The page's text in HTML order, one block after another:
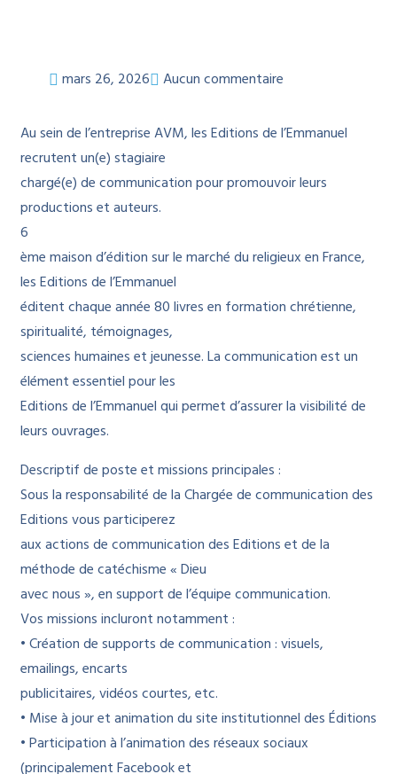
mars 26, 2026 Aucun commentaire
Au sein de l’entreprise AVM, les Editions de l’Emmanuel
recrutent un(e) stagiaire
chargé(e) de communication pour promouvoir leurs
productions et auteurs.
6
ème maison d’édition sur le marché du religieux en France,
les Editions de l’Emmanuel
éditent chaque année 80 livres en formation chrétienne,
spiritualité, témoignages,
sciences humaines et jeunesse. La communication est un
élément essentiel pour les
Editions de l’Emmanuel qui permet d’assurer la visibilité de
leurs ouvrages.
Descriptif de poste et missions principales :
Sous la responsabilité de la Chargée de communication des
Editions vous participerez
aux actions de communication des Editions et de la
méthode de catéchisme « Dieu
avec nous », en support de l’équipe communication.
Vos missions incluront notamment :
• Création de supports de communication : visuels,
emailings, encarts
publicitaires, vidéos courtes, etc.
• Mise à jour et animation du site institutionnel des Éditions
• Participation à l’animation des réseaux sociaux
(principalement Facebook et